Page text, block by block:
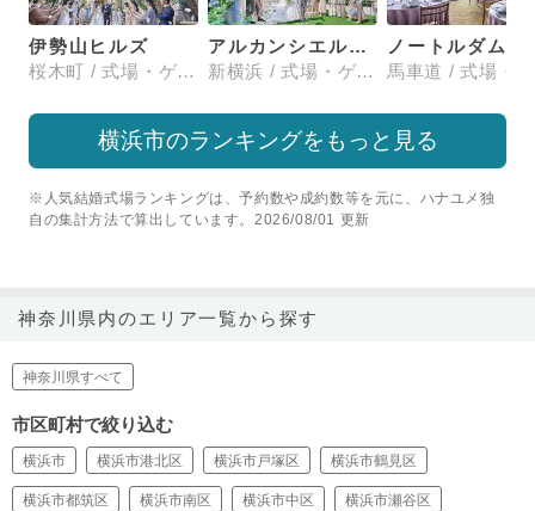
伊勢山ヒルズ
桜木町 / 式場・ゲストハウス
アルカンシエル横浜 luxemariage
新横浜 / 式場・ゲストハウス
横浜市のランキングをもっと見る
※人気結婚式場ランキングは、予約数や成約数等を元に、ハナユメ独
自の集計方法で算出しています。2026/08/01 更新
神奈川県内のエリア一覧から探す
神奈川県すべて
市区町村で絞り込む
横浜市 横浜市港北区 横浜市戸塚区 横浜市鶴見区
横浜市都筑区 横浜市南区 横浜市中区 横浜市瀬谷区